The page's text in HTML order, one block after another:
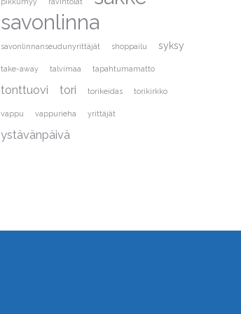
savonlinna
savonlinnanseudunyrittäjät shoppailu syksy
take-away talvimaa tapahtumamatto
tonttuovi tori torikeidas torikirkko
vappu vappurieha yrittäjät
ystävänpäivä